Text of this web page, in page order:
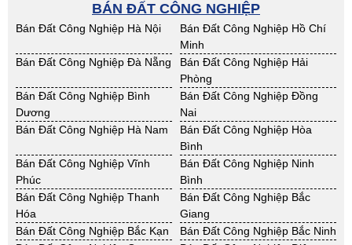
Cho Thuê Nhà Xưởng Nam
Cho Thuê Nhà Xưởng Phú Thọ
Cho Thuê Nhà Xưởng Sơn La
Cho Thuê Nhà Xưởng Thái
Bình
Cho Thuê Nhà Xưởng Thái
Nguyên
Cho Thuê Nhà Xưởng Tuyên
Quang
Cho Thuê Nhà Xưởng Yên Bái
Cho Thuê Nhà Xưởng Thừa T.
Huế
Cho Thuê Nhà Xưởng Khánh
Hoà
Cho Thuê Nhà Xưởng Lâm
Đồng
Cho Thuê Nhà Xưởng Bình
Định
Cho Thuê Nhà Xưởng Bình
Thuận
Cho Thuê Nhà Xưởng Đăk
Cho Thuê Nhà Xưởng ĐắkLắk
BÁN ĐẤT CÔNG NGHIỆP
Bán Đất Công Nghiệp Hà Nội
Bán Đất Công Nghiệp Hồ Chí
Minh
Bán Đất Công Nghiệp Đà Nẵng
Bán Đất Công Nghiệp Hải
Phòng
Bán Đất Công Nghiệp Bình
Dương
Bán Đất Công Nghiệp Đồng
Nai
Bán Đất Công Nghiệp Hà Nam
Bán Đất Công Nghiệp Hòa
Bình
Bán Đất Công Nghiệp Vĩnh
Phúc
Bán Đất Công Nghiệp Ninh
Bình
Bán Đất Công Nghiệp Thanh
Hóa
Bán Đất Công Nghiệp Bắc
Giang
Bán Đất Công Nghiệp Bắc Kạn
Bán Đất Công Nghiệp Bắc Ninh